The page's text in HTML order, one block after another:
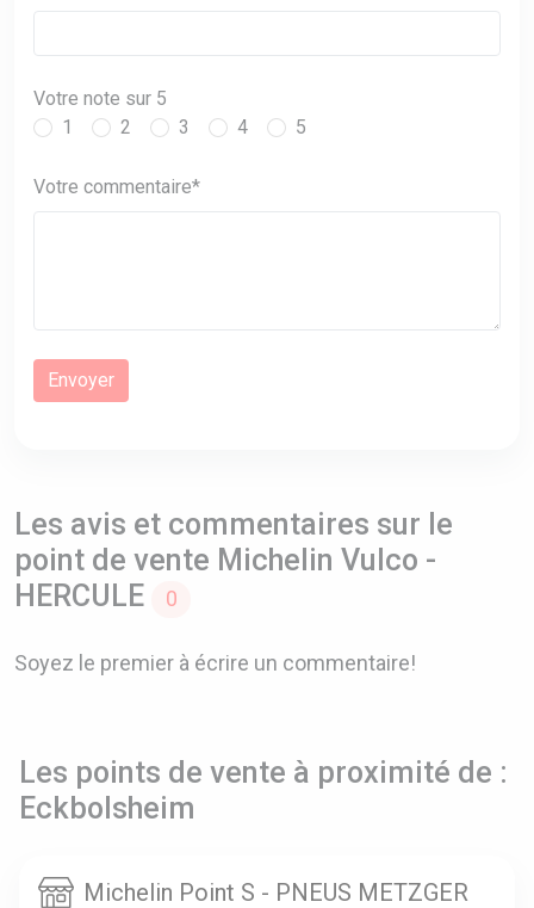
Votre note sur 5
1
2 3 4 5
Votre commentaire*
Les avis et commentaires sur le
point de vente Michelin Vulco -
HERCULE
0
Soyez le premier à écrire un commentaire!
Les points de vente à proximité de :
Eckbolsheim
Michelin Point S - PNEUS METZGER